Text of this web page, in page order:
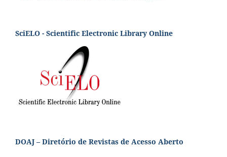
SciELO - Scientific Electronic Library Online
DOAJ – Diretório de Revistas de Acesso Aberto